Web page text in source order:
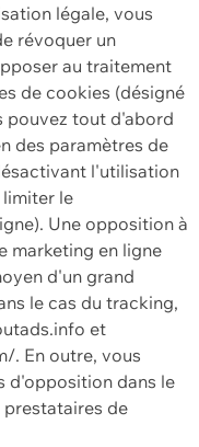
légale, vous
révoquer un
au traitement
de cookies (désigné
pouvez tout d'abord
des paramètres de
l'utilisation
le
Une opposition à
marketing en ligne
d'un grand
le cas du tracking,
et
. En outre, vous
d'opposition dans le
de